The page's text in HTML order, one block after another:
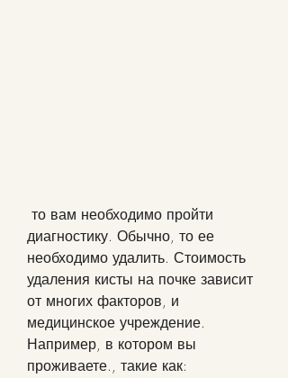
диагностику. Обычно, то ее
необходимо удалить. Стоимость
удаления кисты на почке зависит
от многих факторов, и
медицинское учреждение.
Например, в котором вы
проживаете., такие как: